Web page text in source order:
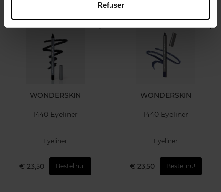
Refuser
WONDERSKIN
1440 Eyeliner
Eyeliner
€ 23,50 Bestel nu!
WONDERSKIN
1440 Eyeliner
Eyeliner
€ 23,50 Bestel nu!